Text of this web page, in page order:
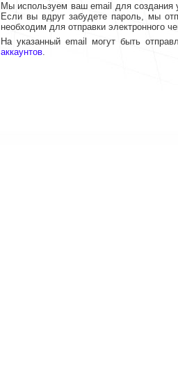
Мы используем ваш email для создания
Если вы вдруг забудете пароль, мы
необходим для отправки электронного
На указанный email могут быть
аккаунтов.